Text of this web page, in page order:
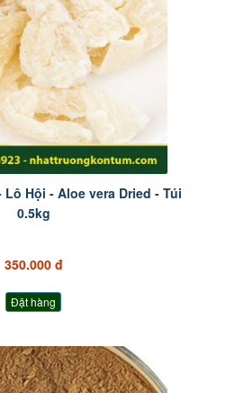
Lô Hội - Aloe vera Dried - Túi
0.5kg
350.000 đ
Đặt hàng